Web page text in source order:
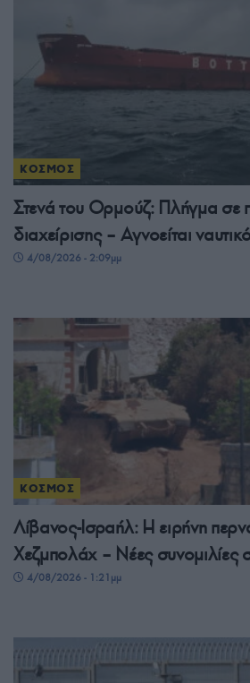
ΚΟΣΜΟΣ
Στενά του Ορμούζ: Πλήγμα σε
διαχείρισης – Αγνοείται
4/08/2026 - 2:09μμ
ΚΟΣΜΟΣ
Λίβανος-Ισραήλ: Η ειρήνη
Χεζμπολάχ – Νέες συνομιλίες
4/08/2026 - 1:21μμ